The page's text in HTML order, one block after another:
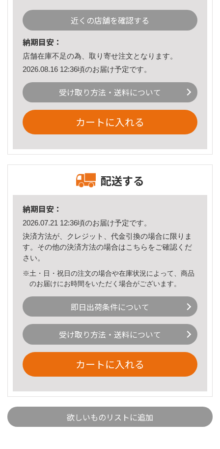
近くの店舗を確認する
納期目安：
店舗在庫不足の為、取り寄せ注文となります。
2026.08.16 12:36頃のお届け予定です。
受け取り方法・送料について
カートに入れる
配送する
納期目安：
2026.07.21 12:36頃のお届け予定です。
決済方法が、クレジット、代金引換の場合に限りま
す。その他の決済方法の場合はこちら をご確認くだ
さい。
※土・日・祝日の注文の場合や在庫状況によって、商品
のお届けにお時間をいただく場合がございます。
即日出荷条件について
受け取り方法・送料について
カートに入れる
欲しいものリストに追加